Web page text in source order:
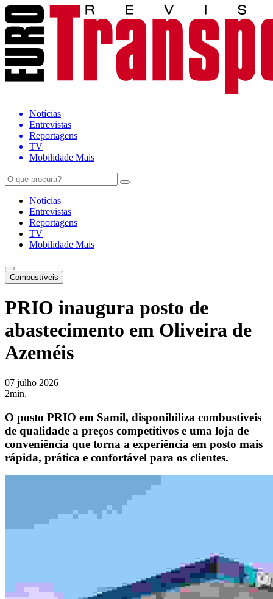
Notícias
Entrevistas
Reportagens
TV
Mobilidade Mais
Notícias
Entrevistas
Reportagens
TV
Mobilidade Mais
Combustíveis
PRIO inaugura posto de
abastecimento em Oliveira de
Azeméis
07 julho 2026
2min.
O posto PRIO em Samil, disponibiliza combustíveis
de qualidade a preços competitivos e uma loja de
conveniência que torna a experiência em posto mais
rápida, prática e confortável para os clientes.